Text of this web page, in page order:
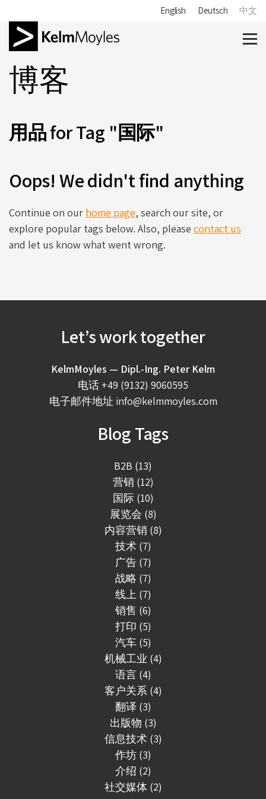
English Deutsch 中文
博客
用品 for Tag "国际"
Oops! We didn't find anything
Continue on our home page, search our site, or
explore popular tags below. Also, please contact us
and let us know what went wrong.
Let’s work together
KelmMoyles — Dipl.-Ing. Peter Kelm
电话 +49 (9132) 9060595
电子邮件地址 info@kelmmoyles.com
Blog Tags
B2B (13)
营销 (12)
国际 (10)
展览会 (8)
内容营销 (8)
技术 (7)
广告 (7)
战略 (7)
线上 (7)
销售 (6)
打印 (5)
汽车 (5)
机械工业 (4)
语言 (4)
客户关系 (4)
翻译 (3)
出版物 (3)
信息技术 (3)
作坊 (3)
介绍 (2)
社交媒体 (2)